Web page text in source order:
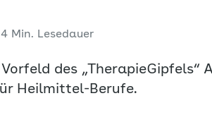
4 Min. Lesedauer
des „TherapieGipfels“
Heilmittel-Berufe.